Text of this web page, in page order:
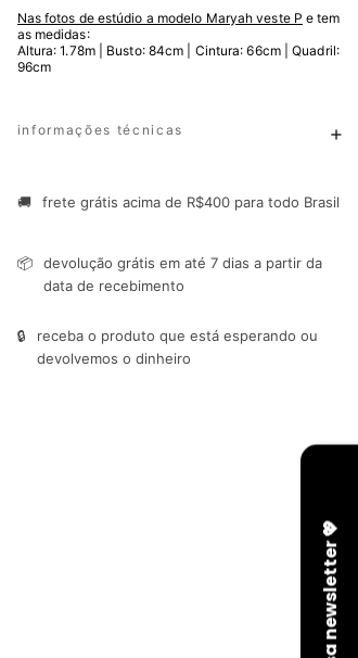
Nas fotos de estúdio a modelo Maryah veste P e tem
as medidas:
Altura: 1.78m | Busto: 84cm | Cintura: 66cm | Quadril:
96cm
informações técnicas
🚚 frete grátis acima de R$400 para todo Brasil
📦
devolução grátis em até 7 dias a partir da
data de recebimento
🔒
receba o produto que está esperando ou
devolvemos o dinheiro